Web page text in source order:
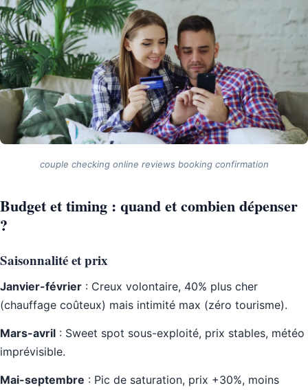
couple checking online reviews booking confirmation
Budget et timing : quand et combien dépenser
?
Saisonnalité et prix
Janvier-février : Creux volontaire, 40% plus cher
(chauffage coûteux) mais intimité max (zéro tourisme).
Mars-avril : Sweet spot sous-exploité, prix stables, météo
imprévisible.
Mai-septembre : Pic de saturation, prix +30%, moins